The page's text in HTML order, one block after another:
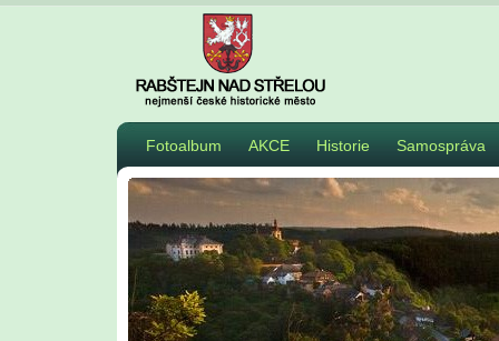
Fotoalbum AKCE Historie Samospráva